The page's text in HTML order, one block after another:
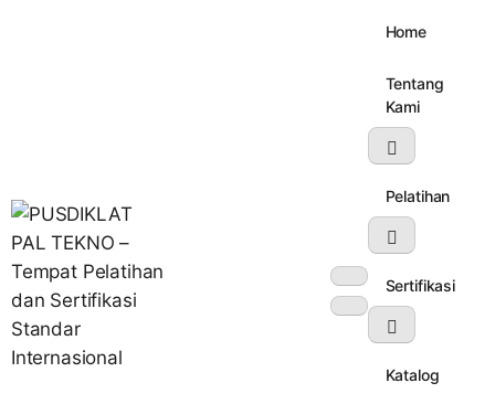
Lembaga Pelatihan dan Sertifikasi Standar Internasional
Home
Tentang
Kami
Pelatihan
Sertifikasi
Katalog